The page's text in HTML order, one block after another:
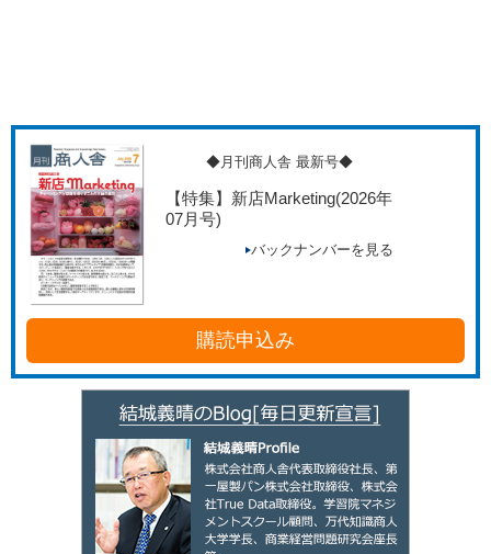
◆月刊商人舎 最新号◆
【特集】新店Marketing(2026年
07月号)
バックナンバーを見る
購読申込み